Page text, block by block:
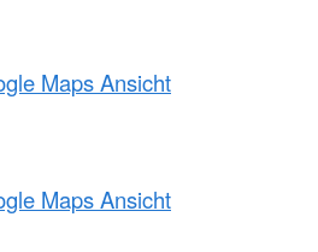
Maps Ansicht
Maps Ansicht